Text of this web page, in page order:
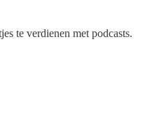
te verdienen met podcasts.